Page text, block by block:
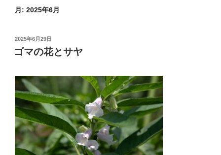
月: 2025年6月
投
日:
2025年6月29日
ゴマの花とサヤ